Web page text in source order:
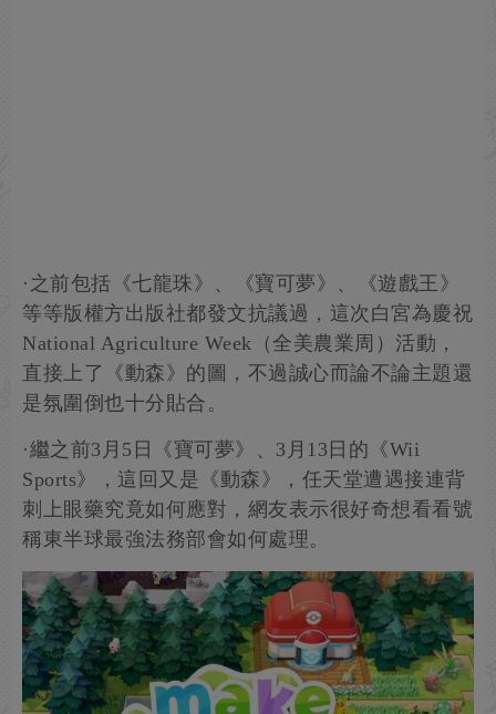
·之前包括《七龍珠》、《寶可夢》、《遊戲王》
等等版權方出版社都發文抗議過，這次白宮為慶祝
National Agriculture Week（全美農業周）活動，
直接上了《動森》的圖，不過誠心而論不論主題還
是氛圍倒也十分貼合。
·繼之前3月5日《寶可夢》、3月13日的《Wii
Sports》，這回又是《動森》，任天堂遭遇接連背
刺上眼藥究竟如何應對，網友表示很好奇想看看號
稱東半球最強法務部會如何處理。